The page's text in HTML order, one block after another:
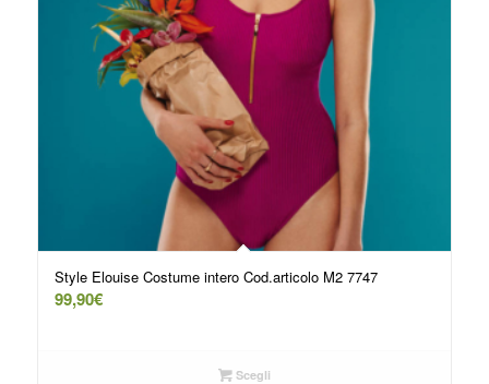
Style Elouise Costume intero Cod.articolo M2 7747
99,90€
Scegli